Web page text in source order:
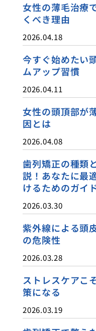
女性の薄毛治療
くべき理由
2026.04.18
今すぐ始めたい
ムアップ習慣
2026.04.11
女性の頭頂部が
因とは
2026.04.08
歯列矯正の種類
説！あなたに最
けるためのガイ
2026.03.30
紫外線による頭
の危険性
2026.03.28
ストレスケアこ
策になる
2026.03.19